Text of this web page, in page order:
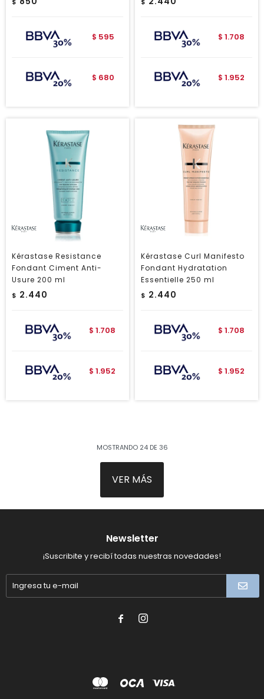
$ 595
$ 680
$ 1.708
$ 1.952
Kérastase Resistance
Fondant Ciment Anti-
Usure 200 ml
$ 2.440
$ 1.708
$ 1.952
Kérastase Curl Manifesto
Fondant Hydratation
Essentielle 250 ml
$ 2.440
$ 1.708
$ 1.952
MOSTRANDO 24DE 36
VER MÁS
Newsletter
¡Suscribite y recibí todas nuestras novedades!
 